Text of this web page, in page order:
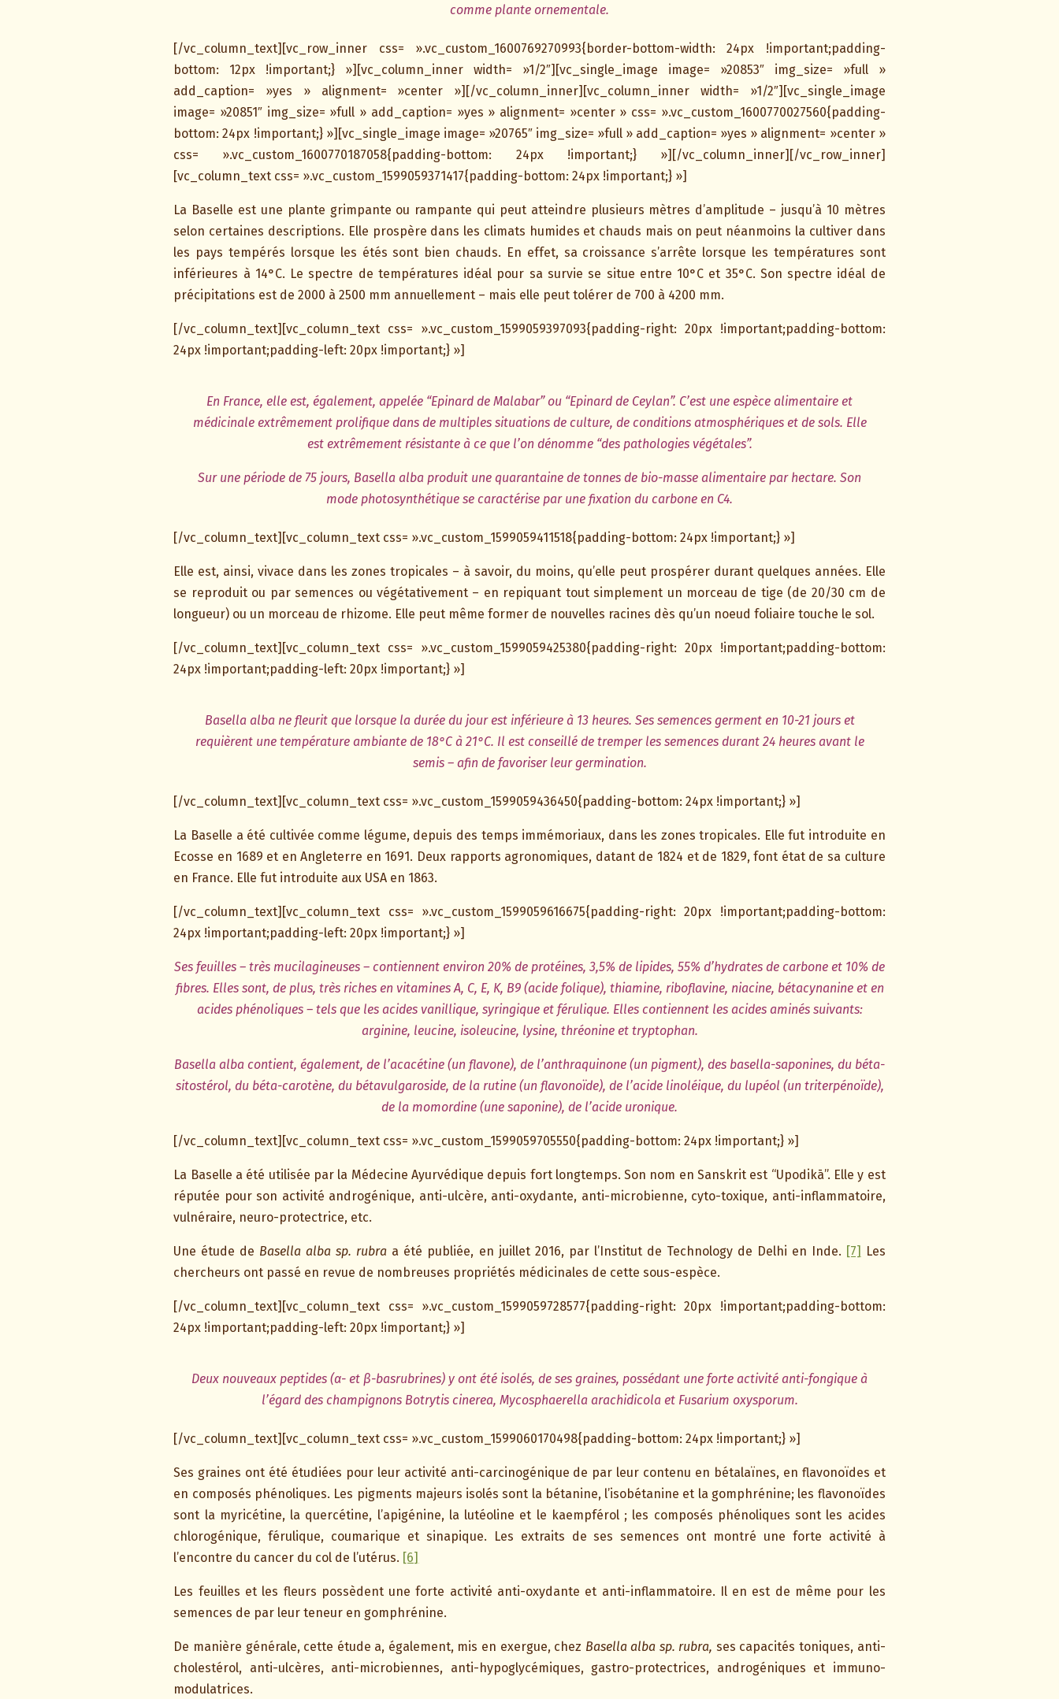
comme plante ornementale.
[/vc_column_text][vc_row_inner css= ».vc_custom_1600769270993{border-bottom-width: 24px !important;padding-
bottom: 12px !important;} »][vc_column_inner width= »1/2″][vc_single_image image= »20853″ img_size= »full »
add_caption= »yes » alignment= »center »][/vc_column_inner][vc_column_inner width= »1/2″][vc_single_image
image= »20851″ img_size= »full » add_caption= »yes » alignment= »center » css= ».vc_custom_1600770027560{padding-
bottom: 24px !important;} »][vc_single_image image= »20765″ img_size= »full » add_caption= »yes » alignment= »center »
css= ».vc_custom_1600770187058{padding-bottom: 24px !important;} »][/vc_column_inner][/vc_row_inner]
[vc_column_text css= ».vc_custom_1599059371417{padding-bottom: 24px !important;} »]
La Baselle est une plante grimpante ou rampante qui peut atteindre plusieurs mètres d’amplitude – jusqu’à 10 mètres
selon certaines descriptions. Elle prospère dans les climats humides et chauds mais on peut néanmoins la cultiver dans
les pays tempérés lorsque les étés sont bien chauds. En effet, sa croissance s’arrête lorsque les températures sont
inférieures à 14°C. Le spectre de températures idéal pour sa survie se situe entre 10°C et 35°C. Son spectre idéal de
précipitations est de 2000 à 2500 mm annuellement – mais elle peut tolérer de 700 à 4200 mm.
[/vc_column_text][vc_column_text css= ».vc_custom_1599059397093{padding-right: 20px !important;padding-bottom:
24px !important;padding-left: 20px !important;} »]
En France, elle est, également, appelée “Epinard de Malabar” ou “Epinard de Ceylan”. C’est une espèce alimentaire et
médicinale extrêmement prolifique dans de multiples situations de culture, de conditions atmosphériques et de sols. Elle
est extrêmement résistante à ce que l’on dénomme “des pathologies végétales”.
Sur une période de 75 jours, Basella alba produit une quarantaine de tonnes de bio-masse alimentaire par hectare. Son
mode photosynthétique se caractérise par une fixation du carbone en C4.
[/vc_column_text][vc_column_text css= ».vc_custom_1599059411518{padding-bottom: 24px !important;} »]
Elle est, ainsi, vivace dans les zones tropicales – à savoir, du moins, qu’elle peut prospérer durant quelques années. Elle
se reproduit ou par semences ou végétativement – en repiquant tout simplement un morceau de tige (de 20/30 cm de
longueur) ou un morceau de rhizome. Elle peut même former de nouvelles racines dès qu’un noeud foliaire touche le sol.
[/vc_column_text][vc_column_text css= ».vc_custom_1599059425380{padding-right: 20px !important;padding-bottom:
24px !important;padding-left: 20px !important;} »]
Basella alba ne fleurit que lorsque la durée du jour est inférieure à 13 heures. Ses semences germent en 10-21 jours et
requièrent une température ambiante de 18°C à 21°C. Il est conseillé de tremper les semences durant 24 heures avant le
semis – afin de favoriser leur germination.
[/vc_column_text][vc_column_text css= ».vc_custom_1599059436450{padding-bottom: 24px !important;} »]
La Baselle a été cultivée comme légume, depuis des temps immémoriaux, dans les zones tropicales. Elle fut introduite en
Ecosse en 1689 et en Angleterre en 1691. Deux rapports agronomiques, datant de 1824 et de 1829, font état de sa culture
en France. Elle fut introduite aux USA en 1863.
[/vc_column_text][vc_column_text css= ».vc_custom_1599059616675{padding-right: 20px !important;padding-bottom:
24px !important;padding-left: 20px !important;} »]
Ses feuilles – très mucilagineuses – contiennent environ 20% de protéines, 3,5% de lipides, 55% d’hydrates de carbone et 10% de
fibres. Elles sont, de plus, très riches en vitamines A, C, E, K, B9 (acide folique), thiamine, riboflavine, niacine, bétacynanine et en
acides phénoliques – tels que les acides vanillique, syringique et férulique. Elles contiennent les acides aminés suivants:
arginine, leucine, isoleucine, lysine, thréonine et tryptophan.
Basella alba contient, également, de l’acacétine (un flavone), de l’anthraquinone (un pigment), des basella-saponines, du béta-
sitostérol, du béta-carotène, du bétavulgaroside, de la rutine (un flavonoïde), de l’acide linoléique, du lupéol (un triterpénoïde),
de la momordine (une saponine), de l’acide uronique.
[/vc_column_text][vc_column_text css= ».vc_custom_1599059705550{padding-bottom: 24px !important;} »]
La Baselle a été utilisée par la Médecine Ayurvédique depuis fort longtemps. Son nom en Sanskrit est “Upodikā”. Elle y est
réputée pour son activité androgénique, anti-ulcère, anti-oxydante, anti-microbienne, cyto-toxique, anti-inflammatoire,
vulnéraire, neuro-protectrice, etc.
Une étude de Basella alba sp. rubra a été publiée, en juillet 2016, par l’Institut de Technology de Delhi en Inde. [7] Les
chercheurs ont passé en revue de nombreuses propriétés médicinales de cette sous-espèce.
[/vc_column_text][vc_column_text css= ».vc_custom_1599059728577{padding-right: 20px !important;padding-bottom:
24px !important;padding-left: 20px !important;} »]
Deux nouveaux peptides (α- et β-basrubrines) y ont été isolés, de ses graines, possédant une forte activité anti-fongique à
l’égard des champignons Botrytis cinerea, Mycosphaerella arachidicola et Fusarium oxysporum.
[/vc_column_text][vc_column_text css= ».vc_custom_1599060170498{padding-bottom: 24px !important;} »]
Ses graines ont été étudiées pour leur activité anti-carcinogénique de par leur contenu en bétalaïnes, en flavonoïdes et
en composés phénoliques. Les pigments majeurs isolés sont la bétanine, l’isobétanine et la gomphrénine; les flavonoïdes
sont la myricétine, la quercétine, l’apigénine, la lutéoline et le kaempférol ; les composés phénoliques sont les acides
chlorogénique, férulique, coumarique et sinapique. Les extraits de ses semences ont montré une forte activité à
l’encontre du cancer du col de l’utérus. [6]
Les feuilles et les fleurs possèdent une forte activité anti-oxydante et anti-inflammatoire. Il en est de même pour les
semences de par leur teneur en gomphrénine.
De manière générale, cette étude a, également, mis en exergue, chez Basella alba sp. rubra, ses capacités toniques, anti-
cholestérol, anti-ulcères, anti-microbiennes, anti-hypoglycémiques, gastro-protectrices, androgéniques et immuno-
modulatrices.